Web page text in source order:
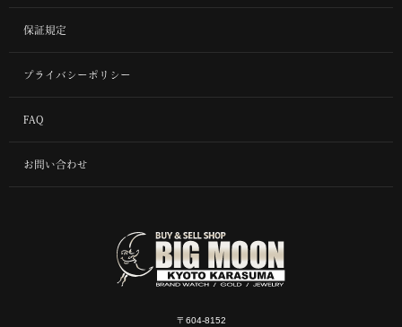
保証規定
プライバシーポリシー
FAQ
お問い合わせ
〒604-8152